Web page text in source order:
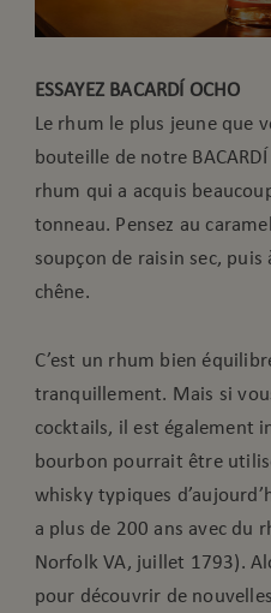
ESSAYEZ BACARDÍ OCHO
Le rhum le plus jeune que
bouteille de notre
rhum qui a acquis
tonneau. Pensez au
soupçon de raisin sec,
chêne.
C’est un rhum bien
tranquillement. Mais si
cocktails, il est également
bourbon pourrait être
whisky typiques
a plus de 200 ans avec du
Norfolk VA, juillet 1793).
pour découvrir de